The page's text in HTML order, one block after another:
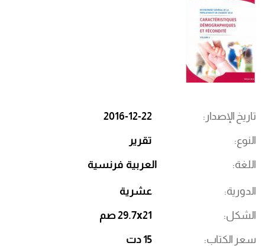
تاريخ الإصدار 2016-12-22
النوع تقرير
اللغة العربية فرنسية
الدورية عشرية
الشكل 29.7x21 صم
سعر الكتاب 15 دت